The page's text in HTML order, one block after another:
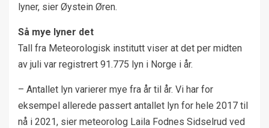
lyner, sier Øystein Øren.
Så mye lyner det
Tall fra Meteorologisk institutt viser at det per midten
av juli var registrert 91.775 lyn i Norge i år.
– Antallet lyn varierer mye fra år til år. Vi har for
eksempel allerede passert antallet lyn for hele 2017 til
nå i 2021, sier meteorolog Laila Fodnes Sidselrud ved